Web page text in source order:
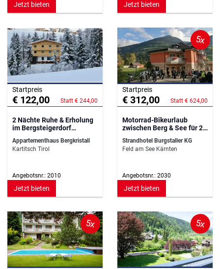
Jetzt bieten Jetzt bieten
Startpreis
€ 122,00 Statt € 244,00
2 Nächte Ruhe & Erholung
im Bergsteigerdorf
Appartementhaus Bergkristall
Kartitsch Tirol
Angebotsnr.: 2010
Jetzt bieten
5x
Startpreis
€ 312,00 Statt € 624,00
Motorrad-Bikeurlaub
zwischen Berg & See für 2
Strandhotel Burgstaller KG
Feld am See Kärnten
Angebotsnr.: 2030
Jetzt bieten
5x 5x